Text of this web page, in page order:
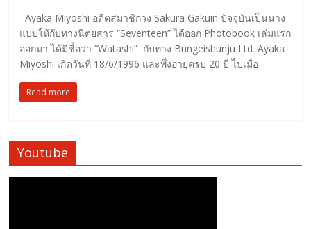
Ayaka Miyoshi อดีตสมาชิกวง Sakura Gakuin ปัจจุบันเป็นนาง
แบบให้กับทางนิตยสาร “Seventeen” ได้ออก Photobook เล่มแรก
ออกมา ได้มีชื่อว่า “Watashi” กับทาง Bungeishunju Ltd. Ayaka
Miyoshi เกิดวันที่ 18/6/1996 และพึ่งอายุครบ 20 ปี ไปเมื่อ
Read more
Youtube